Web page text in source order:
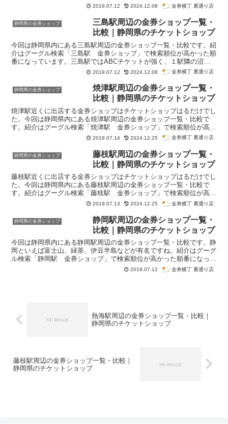
2019.07.12 2024.12.08 金券横丁 裏通り店
静岡県の金券ショップ
三島駅周辺の金券ショップ一覧・
比較｜静岡県のチケットショップ
今回は静岡県内にある三島駅周辺の金券ショップ一覧・比較です。紹
介はグーグル検索「三島駅 金券ショップ」で検索順位が高かった順
番になっています。三島駅ではABCチケットが強く、１駅隣の沼津
2019.07.12 2024.12.08 金券横丁 裏通り店
静岡県の金券ショップ
焼津駅周辺の金券ショップ一覧・
比較｜静岡県のチケットショップ
焼津駅近くに出店する金券ショップはチケットショップはるだけでし
た。今回は静岡県内にある焼津駅周辺の金券ショップ一覧・比較で
す。紹介はグーグル検索「焼津駅 金券ショップ」で検索順位が高か
った順番になっています。 2019.07.14 2024.12.25 金券横丁 裏通り店
静岡県の金券ショップ
藤枝駅周辺の金券ショップ一覧・
比較｜静岡県のチケットショップ
藤枝駅近くに出店する金券ショップはチケットショップはるだけでし
た。今回は静岡県内にある藤枝駅周辺の金券ショップ一覧・比較で
す。紹介はグーグル検索「藤枝駅 金券ショップ」で検索順位が高か
った順番になっています。 2019.07.13 2024.12.25 金券横丁 裏通り店
静岡県の金券ショップ
静岡駅周辺の金券ショップ一覧・
比較｜静岡県のチケットショップ
今回は静岡県内にある静岡駅周辺の金券ショップ一覧・比較です。静
岡といえば富士山、緑茶、伊豆半島などが有名ですね。紹介はグーグ
ル検索「静岡駅 金券ショップ」で検索順位が高かった順番になって
います。静岡駅では金券屋ハウマッチが１強となっています。静岡駅
で金券ショップを利用する場合は大抵このグループ店舗になるのでは
2019.07.12 金券横丁 裏通り店
熱海駅周辺の金券ショップ一覧・比較｜
静岡県のチケットショップ
藤枝駅周辺の金券ショップ一覧・比較｜
静岡県のチケットショップ